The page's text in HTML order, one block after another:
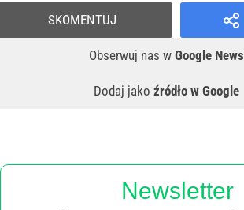
Obserwuj nas w Google News
Dodaj jako źródło w Google
SKOMENTUJ
Newsletter